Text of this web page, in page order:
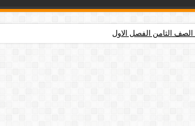
الصف الثامن الفصل الاول